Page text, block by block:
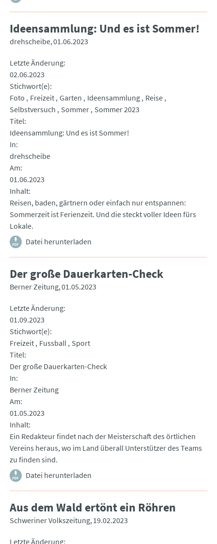
Ideensammlung: Und es ist Sommer!
drehscheibe 01.06.2023
Letzte Änderung
02.06.2023
Stichwort(e)
Foto
Freizeit Garten Ideensammlung Reise
Selbstversuch
Sommer Sommer 2023
Titel
Ideensammlung: Und es ist Sommer!
In
drehscheibe
Am
01.06.2023
Inhalt
Reisen, baden, gärtnern oder einfach nur entspannen:
Sommerzeit ist Ferienzeit. Und die steckt voller Ideen fürs
Lokale.
Datei herunterladen
Der große Dauerkarten-Check
Berner Zeitung 01.05.2023
Letzte Änderung
01.09.2023
Stichwort(e)
Freizeit Fussball Sport
Titel
Der große Dauerkarten-Check
In
Berner Zeitung
Am
01.05.2023
Inhalt
Ein Redakteur findet nach der Meisterschaft des örtlichen
Vereins heraus, wo im Land überall Unterstützer des Teams
zu finden sind.
Datei herunterladen
Aus dem Wald ertönt ein Röhren
Schweriner Volkszeitung 19.02.2023
Letzte Änderung